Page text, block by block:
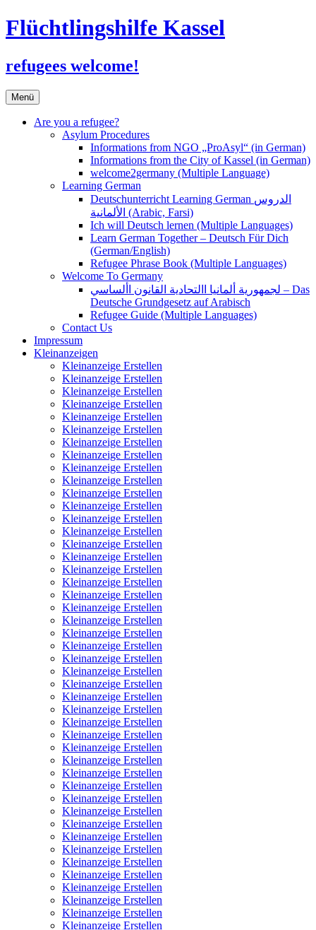
Flüchtlingshilfe Kassel
refugees welcome!
Menü Zum
Inhalt
springen
Are you a refugee?
Asylum Procedures
Informations from NGO „ProAsyl“ (in German)
Informations from the City of Kassel (in German)
welcome2germany (Multiple Language)
Learning German
Deutschunterricht Learning German الدروس
الألمانية (Arabic, Farsi)
Ich will Deutsch lernen (Multiple Languages)
Learn German Together – Deutsch Für Dich
(German/English)
Refugee Phrase Book (Multiple Languages)
Welcome To Germany
لجمهورية ألمانيا االتحادية القانون األساسي – Das
Deutsche Grundgesetz auf Arabisch
Refugee Guide (Multiple Languages)
Contact Us
Impressum
Kleinanzeigen
Kleinanzeige Erstellen
Kleinanzeige Erstellen
Kleinanzeige Erstellen
Kleinanzeige Erstellen
Kleinanzeige Erstellen
Kleinanzeige Erstellen
Kleinanzeige Erstellen
Kleinanzeige Erstellen
Kleinanzeige Erstellen
Kleinanzeige Erstellen
Kleinanzeige Erstellen
Kleinanzeige Erstellen
Kleinanzeige Erstellen
Kleinanzeige Erstellen
Kleinanzeige Erstellen
Kleinanzeige Erstellen
Kleinanzeige Erstellen
Kleinanzeige Erstellen
Kleinanzeige Erstellen
Kleinanzeige Erstellen
Kleinanzeige Erstellen
Kleinanzeige Erstellen
Kleinanzeige Erstellen
Kleinanzeige Erstellen
Kleinanzeige Erstellen
Kleinanzeige Erstellen
Kleinanzeige Erstellen
Kleinanzeige Erstellen
Kleinanzeige Erstellen
Kleinanzeige Erstellen
Kleinanzeige Erstellen
Kleinanzeige Erstellen
Kleinanzeige Erstellen
Kleinanzeige Erstellen
Kleinanzeige Erstellen
Kleinanzeige Erstellen
Kleinanzeige Erstellen
Kleinanzeige Erstellen
Kleinanzeige Erstellen
Kleinanzeige Erstellen
Kleinanzeige Erstellen
Kleinanzeige Erstellen
Kleinanzeige Erstellen
Kleinanzeige Erstellen
Kleinanzeige Erstellen